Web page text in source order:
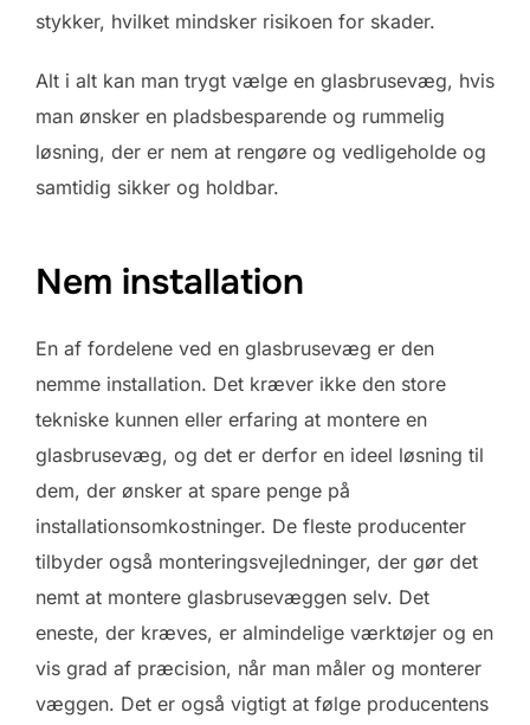
stykker, hvilket mindsker risikoen for skader.
Alt i alt kan man trygt vælge en glasbrusevæg, hvis
man ønsker en pladsbesparende og rummelig
løsning, der er nem at rengøre og vedligeholde og
samtidig sikker og holdbar.
Nem installation
En af fordelene ved en glasbrusevæg er den
nemme installation. Det kræver ikke den store
tekniske kunnen eller erfaring at montere en
glasbrusevæg, og det er derfor en ideel løsning til
dem, der ønsker at spare penge på
installationsomkostninger. De fleste producenter
tilbyder også monteringsvejledninger, der gør det
nemt at montere glasbrusevæggen selv. Det
eneste, der kræves, er almindelige værktøjer og en
vis grad af præcision, når man måler og monterer
væggen. Det er også vigtigt at følge producentens